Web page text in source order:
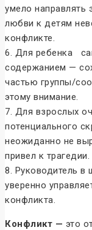
умело направлять
любви к детям
конфликте.
6. Для ребенка
содержанием —
частью группы/
этому внимание.
7. Для взрослых
потенциального
неожиданно не
привел к трагедии.
8. Руководитель в
уверенно
конфликта.
Конфликт — это